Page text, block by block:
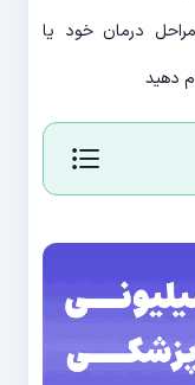
درمان خود یا
دهید